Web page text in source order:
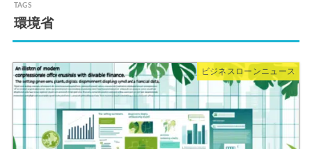
環境省
ビジネスローンニュース